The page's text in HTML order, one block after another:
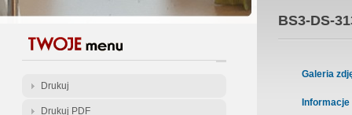
Gwarancja Zwrotu Zadatku
Gratis - Przedwstępna Umowa
Drukuj
Drukuj PDF
BS3-DS-
Galeria
Informacje